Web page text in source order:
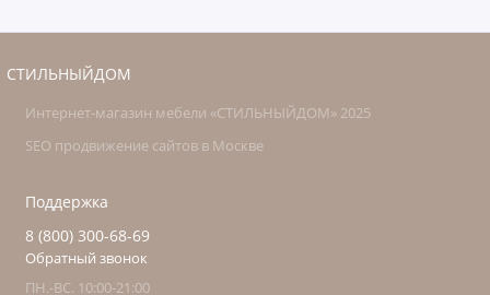
СТИЛЬНЫЙДОМ
Интернет-магазин мебели «СТИЛЬНЫЙДОМ» 2025
SEO продвижение сайтов в Москве
Поддержка
8 (800) 300-68-69
Обратный звонок
ПН.-ВС. 10:00-21:00